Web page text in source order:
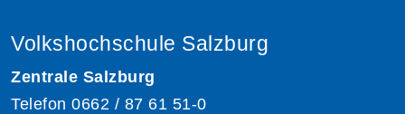
Volkshochschule Salzburg
Zentrale Salzburg
Telefon 0662 / 87 61 51-0